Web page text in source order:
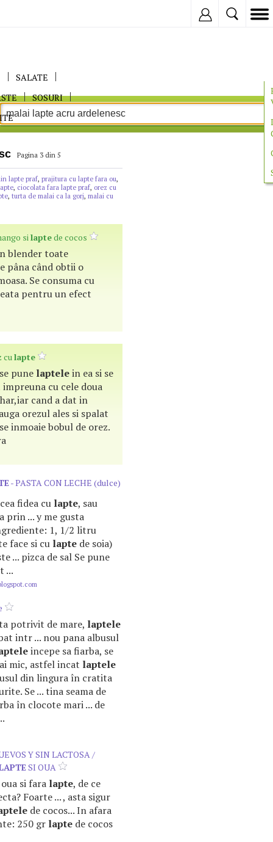
SALATE
SOSURI
Pagina 3 din 5
lapte praf, prajitura cu lapte fara ou,
, ciocolata fara lapte praf, orez cu
, turta de malai ca la gorj, malai cu
silaptede cocos
blender toate
pâna când obtii o
Se consuma cu
pentru un efect
culapte
pune laptelein ea si se
cu cele doua
cand a dat in
orezul ales si spalat
inmoaie bobul de orez.
- PASTA CON LECHE (dulce)
fidea cu lapte, sau
prin ... y me gusta
1, 1/2 litru
face si cu lapte de soia)
... pizca de sal Se pune
...
potrivit de mare, laptele
intr ... nou pana albusul
incepe sa fiarba, se
mic, astfel incat laptele
din lingura în cratita
Se ... tina seama de
în clocote mari ... de
Y SIN LACTOSA /
SI OUA
si fara lapte, de ce
Foarte ... , asta sigur
de cocos... In afara
250 gr lapte de cocos